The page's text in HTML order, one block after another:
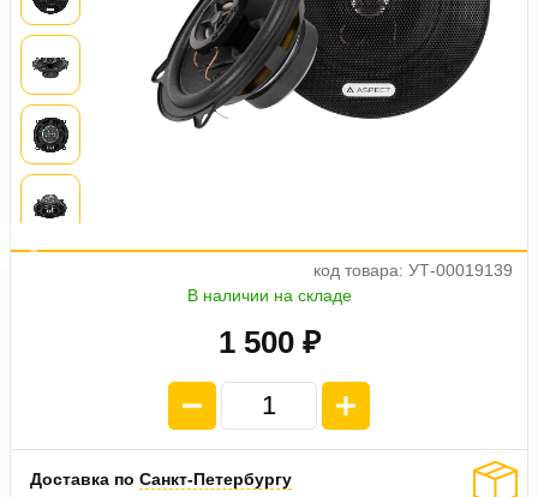
код товара: УТ-00019139
В наличии на складе
1 500 ₽
а
Доставка по Санкт-Петербургу